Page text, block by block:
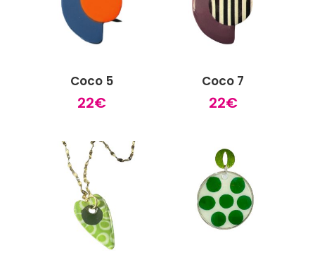
Coco 5
22€
Coco 7
22€